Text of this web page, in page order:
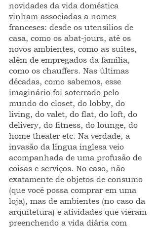
novidades da vida doméstica
vinham associadas a nomes
franceses: desde os utensílios de
casa, como os abat-jours, até os
novos ambientes, como as suítes,
além de empregados da família,
como os chauffers. Nas últimas
décadas, como sabemos, esse
imaginário foi soterrado pelo
mundo do closet, do lobby, do
living, do valet, do flat, do loft, do
delivery, do fitness, do lounge, do
home theater etc. Na verdade, a
invasão da língua inglesa veio
acompanhada de uma profusão de
coisas e serviços. No caso, não
exatamente de objetos de consumo
(que você possa comprar em uma
loja), mas de ambientes (no caso da
arquitetura) e atividades que vieram
preenchendo a vida diária com